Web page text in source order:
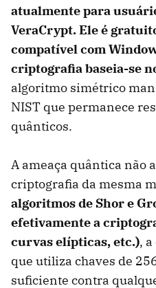
atualmente para
VeraCrypt. Ele é
compatível com
criptografia baseia-se
algoritmo simétrico
NIST que permanece
quânticos.
A ameaça quântica não
criptografia da mesma
algoritmos de Shor e
efetivamente a
curvas elípticas, etc.),
que utiliza chaves de
suficiente contra